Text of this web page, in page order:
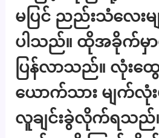
မပြင် ညည်းသံလေးမျ
ပါသည်။ ထိုအခိုက်မှာ
ပြန်လာသည်။ လုံးထွေ
ယောက်သား မျက်လုံးမ
လူချင်းခွဲလိုက်ရသည်